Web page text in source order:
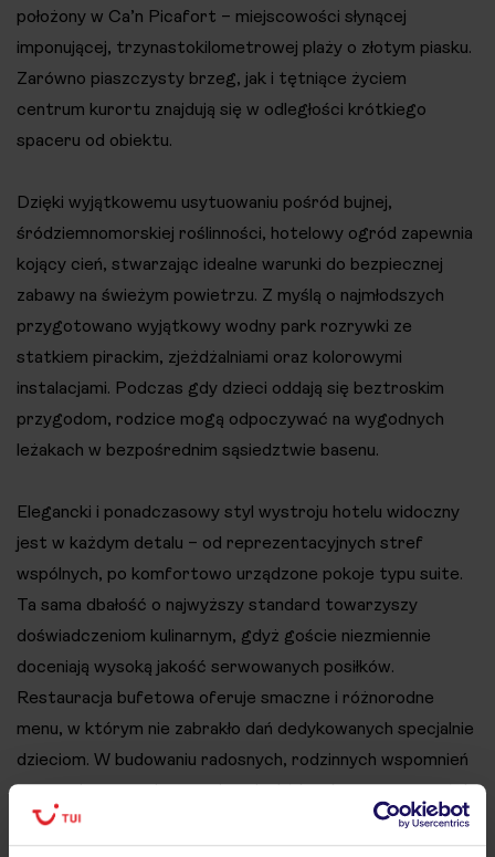
położony w Ca’n Picafort – miejscowości słynącej
imponującej, trzynastokilometrowej plaży o złotym piasku.
Zarówno piaszczysty brzeg, jak i tętniące życiem
centrum kurortu znajdują się w odległości krótkiego
spaceru od obiektu.
Dzięki wyjątkowemu usytuowaniu pośród bujnej,
śródziemnomorskiej roślinności, hotelowy ogród zapewnia
kojący cień, stwarzając idealne warunki do bezpiecznej
zabawy na świeżym powietrzu. Z myślą o najmłodszych
przygotowano wyjątkowy wodny park rozrywki ze
statkiem pirackim, zjeżdżalniami oraz kolorowymi
instalacjami. Podczas gdy dzieci oddają się beztroskim
przygodom, rodzice mogą odpoczywać na wygodnych
leżakach w bezpośrednim sąsiedztwie basenu.
Elegancki i ponadczasowy styl wystroju hotelu widoczny
jest w każdym detalu – od reprezentacyjnych stref
wspólnych, po komfortowo urządzone pokoje typu suite.
Ta sama dbałość o najwyższy standard towarzyszy
doświadczeniom kulinarnym, gdyż goście niezmiennie
doceniają wysoką jakość serwowanych posiłków.
Restauracja bufetowa oferuje smaczne i różnorodne
menu, w którym nie zabrakło dań dedykowanych specjalnie
dzieciom. W budowaniu radosnych, rodzinnych wspomnień
pomagają urozmaicone animacje, których program został
dostosowany dla każdej grupy wiekowej.